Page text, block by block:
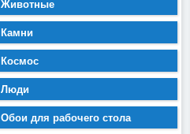
Животные
Камни
Космос
Люди
Обои для рабочего стола